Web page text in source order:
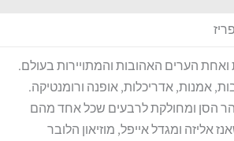
פריז
הערים האהובות והמתויירות בעולם.
אמנות, אדריכלות, אופנה ורומנטיקה.
הסן ומחולקת לרבעים שכל אחד מהם
אליזה ומגדל אייפל, מוזיאון הלובר